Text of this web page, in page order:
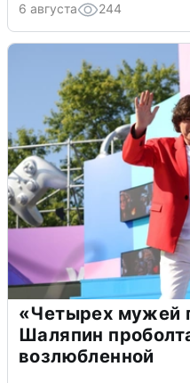
6 августа 244
«Четырех мужей
Шаляпин
возлюбленной